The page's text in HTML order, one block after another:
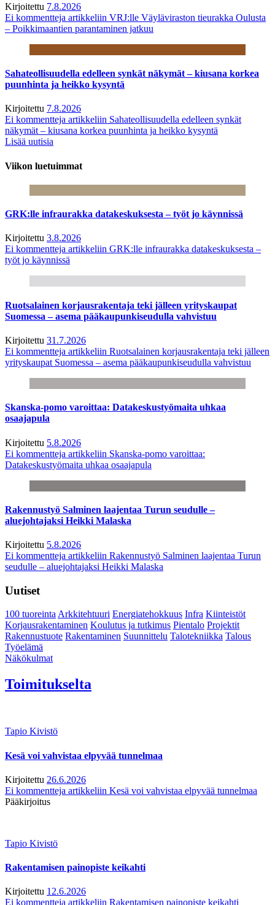
Kirjoitettu 7.8.2026
Ei kommentteja artikkeliin VRJ:lle Väyläviraston tieurakka Oulusta
– Poikkimaantien parantaminen jatkuu
Sahateollisuudella edelleen synkät näkymät – kiusana korkea
puunhinta ja heikko kysyntä
Kirjoitettu 7.8.2026
Ei kommentteja artikkeliin Sahateollisuudella edelleen synkät
näkymät – kiusana korkea puunhinta ja heikko kysyntä
Lisää uutisia
Viikon luetuimmat
GRK:lle infraurakka datakeskuksesta – työt jo käynnissä
Kirjoitettu 3.8.2026
Ei kommentteja artikkeliin GRK:lle infraurakka datakeskuksesta –
työt jo käynnissä
Ruotsalainen korjausrakentaja teki jälleen yrityskaupat
Suomessa – asema pääkaupunkiseudulla vahvistuu
Kirjoitettu 31.7.2026
Ei kommentteja artikkeliin Ruotsalainen korjausrakentaja teki jälleen
yrityskaupat Suomessa – asema pääkaupunkiseudulla vahvistuu
Skanska-pomo varoittaa: Datakeskustyömaita uhkaa
osaajapula
Kirjoitettu 5.8.2026
Ei kommentteja artikkeliin Skanska-pomo varoittaa:
Datakeskustyömaita uhkaa osaajapula
Rakennustyö Salminen laajentaa Turun seudulle –
aluejohtajaksi Heikki Malaska
Kirjoitettu 5.8.2026
Ei kommentteja artikkeliin Rakennustyö Salminen laajentaa Turun
seudulle – aluejohtajaksi Heikki Malaska
Uutiset
100 tuoreintaArkkitehtuuri Energiatehokkuus Infra Kiinteistöt
Korjausrakentaminen Koulutus ja tutkimus Pientalo Projektit
Rakennustuote Rakentaminen Suunnittelu Talotekniikka Talous
Työelämä
Näkökulmat
Toimitukselta
Tapio Kivistö
Kesä voi vahvistaa elpyvää tunnelmaa
Kirjoitettu 26.6.2026
Ei kommentteja artikkeliin Kesä voi vahvistaa elpyvää tunnelmaa
Pääkirjoitus
Tapio Kivistö
Rakentamisen painopiste keikahti
Kirjoitettu 12.6.2026
Ei kommentteja artikkeliin Rakentamisen painopiste keikahti